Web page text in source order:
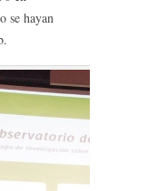
se hayan